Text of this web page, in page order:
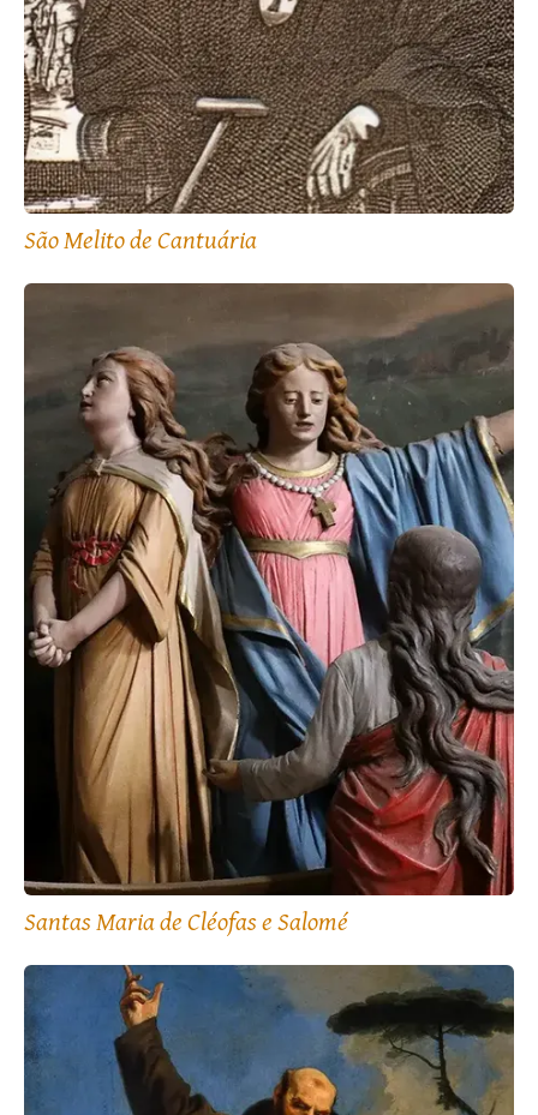
São Melito de Cantuária
Santas Maria de Cléofas e Salomé